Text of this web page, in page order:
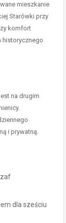
mieszkanie
Starówki przy
komfort
historycznego
na drugim
i prywatną.
dla sześciu